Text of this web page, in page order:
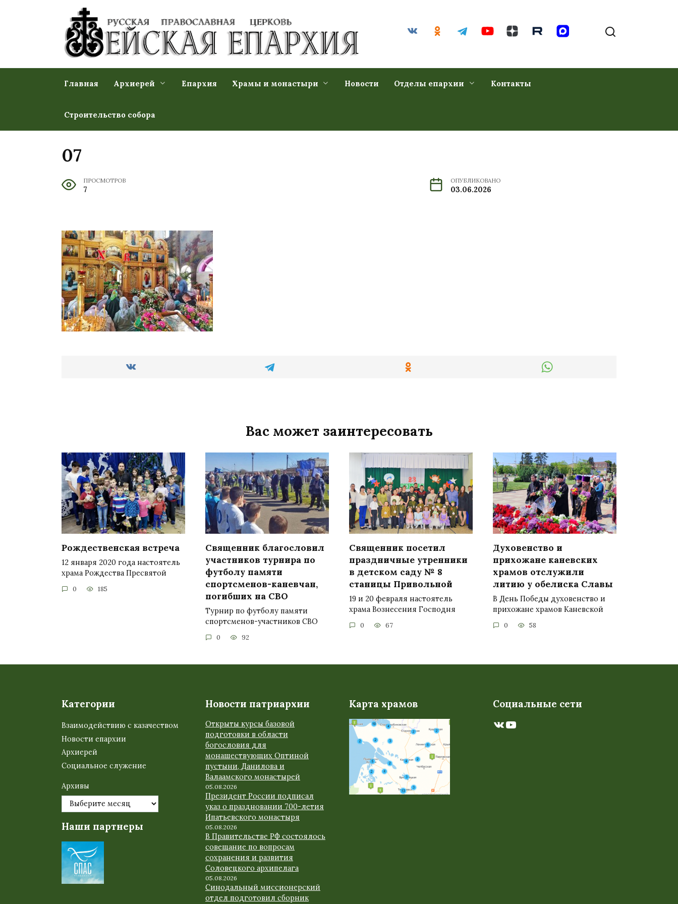
Главная Архиерей Епархия Храмы и монастыри Новости Отделы епархии Контакты
Строительство собора
07
ПРОСМОТРОВ
7
ОПУБЛИКОВАНО
03.06.2026
Вас может заинтересовать
Рождественская встреча
12 января 2020 года настоятель
храма Рождества Пресвятой
0 185
Священник благословил
участников турнира по
футболу памяти
спортсменов-каневчан,
погибших на СВО
Турнир по футболу памяти
спортсменов-участников СВО
0 92
Священник посетил
праздничные утренники
в детском саду № 8
станицы Привольной
19 и 20 февраля настоятель
храма Вознесения Господня
0 67
Духовенство и
прихожане каневских
храмов отслужили
литию у обелиска Славы
В День Победы духовенство и
прихожане храмов Каневской
0 58
Категории
Взаимодействию с казачеством
Новости епархии
Архиерей
Социальное служение
Архивы
Наши партнеры
Новости патриархии
Открыты курсы базовой
подготовки в области
богословия для
монашествующих Оптиной
пустыни, Данилова и
Валаамского монастырей
05.08.2026
Президент России подписал
указ о праздновании 700-летия
Ипатьевского монастыря
05.08.2026
В Правительстве РФ состоялось
совещание по вопросам
сохранения и развития
Соловецкого архипелага
05.08.2026
Синодальный миссионерский
отдел подготовил сборник
Карта храмов Социальные сети
ВКонтакте
YouTube